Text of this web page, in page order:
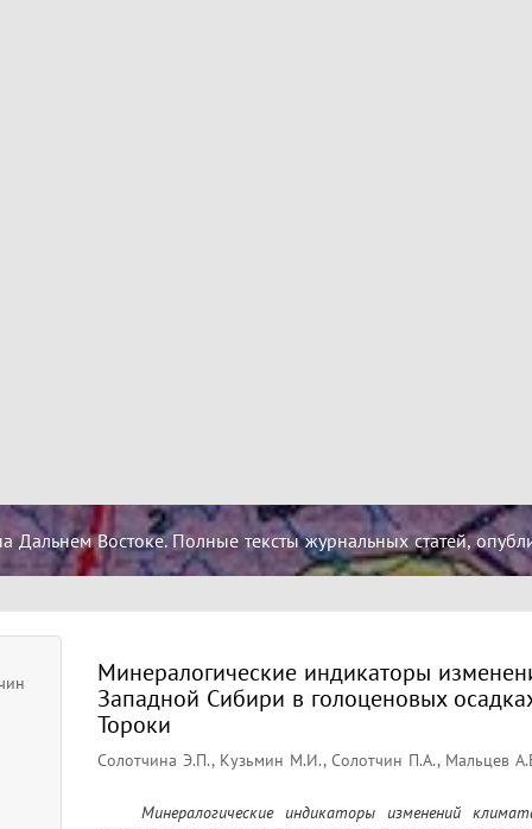
Дальнем Востоке. Полные тексты журнальных статей,
Минералогические индикаторы
Западной Сибири в голоценовых
Тороки
Солотчина Э.П., Кузьмин М.И., Солотчин П.А., Мальцев